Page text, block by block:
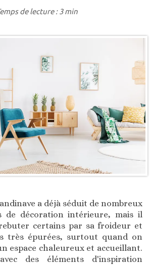
de lecture : 3 min
a déjà séduit de nombreux
de décoration intérieure, mais il
certains par sa froideur et
très épurées, surtout quand on
espace chaleureux et accueillant.
des éléments d'inspiration